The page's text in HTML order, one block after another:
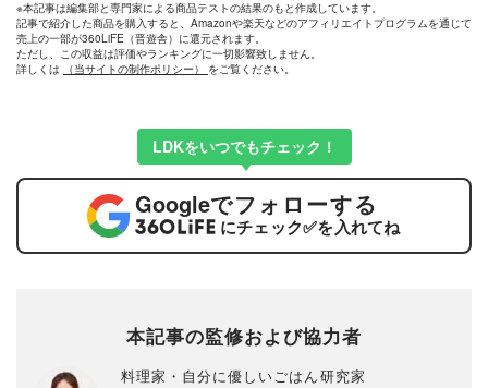
※本記事は編集部と専門家による商品テストの結果のもと作成しています。
記事で紹介した商品を購入すると、Amazonや楽天などのアフィリエイトプログラムを通じて
売上の一部が360LiFE（晋遊舎）に還元されます。
ただし、この収益は評価やランキングに一切影響致しません。
詳しくは
（当サイトの制作ポリシー） をご覧ください。
LDKをいつでもチェック！
Googleでフォローする
にチェック✅を入れてね
本記事の監修および協力者
料理家・自分に優しいごはん研究家